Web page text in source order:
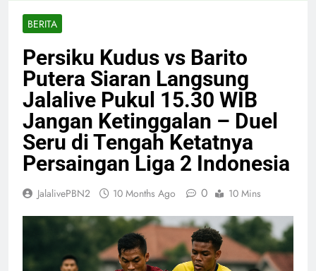
BERITA
Persiku Kudus vs Barito
Putera Siaran Langsung
Jalalive Pukul 15.30 WIB
Jangan Ketinggalan – Duel
Seru di Tengah Ketatnya
Persaingan Liga 2 Indonesia
JalalivePBN2 10 Months Ago 0 10 Mins